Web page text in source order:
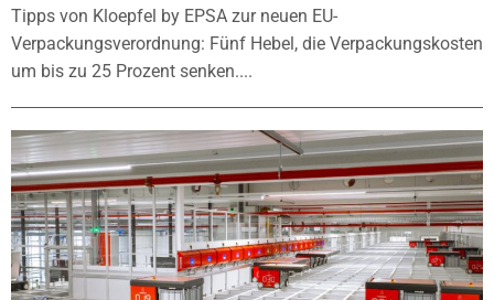
Tipps von Kloepfel by EPSA zur neuen EU-
Verpackungsverordnung: Fünf Hebel, die Verpackungskosten
um bis zu 25 Prozent senken....